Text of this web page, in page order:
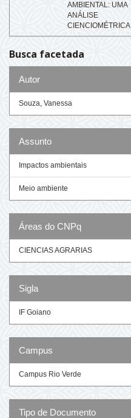
AMBIENTAL: UMA
ANÁLISE
CIENCIOMÉTRICA
Busca facetada
Autor
Souza, Vanessa
Assunto
Impactos ambientais
Meio ambiente
Áreas do CNPq
CIENCIAS AGRARIAS
Sigla
IF Goiano
Campus
Campus Rio Verde
Tipo de Documento